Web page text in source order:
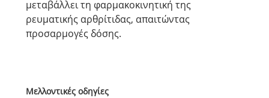
μεταβάλλει τη φαρμακοκινητική της
ρευματικής αρθρίτιδας, απαιτώντας
προσαρμογές δόσης.
Μελλοντικές οδηγίες